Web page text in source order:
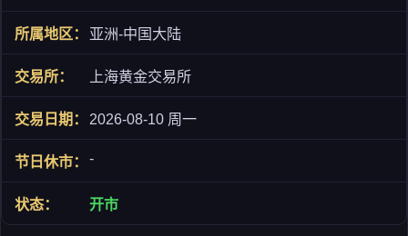
亚洲-中国大陆
上海黄金交易所
2026-08-10 周一
-
开市